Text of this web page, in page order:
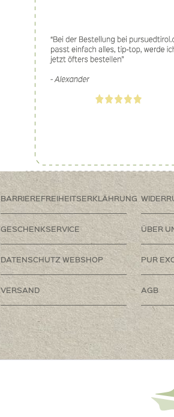
BARRIEREFREIHEITSERKLÄHRUNG
GESCHENKSERVICE ÜBER
DATENSCHUTZ WEBSHOP PUR
VERSAND AGB